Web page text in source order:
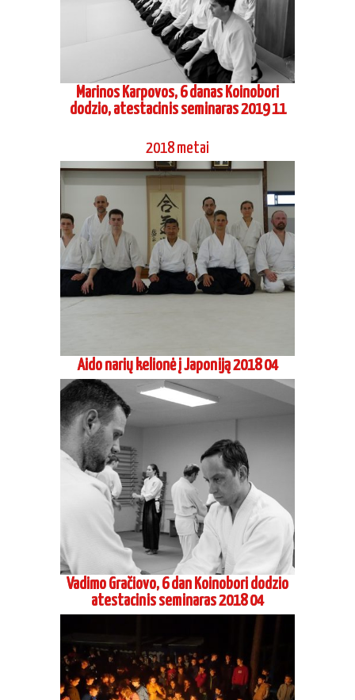
Marinos Karpovos, 6 danas Koinobori
dodzio, atestacinis seminaras 2019 11
2018 metai
Aido narių kelionė į Japoniją 2018 04
Vadimo Gračiovo, 6 dan Koinobori dodzio
atestacinis seminaras 2018 04